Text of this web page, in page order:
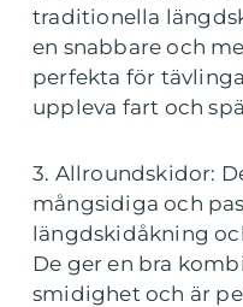
traditionella
en snabbare och
perfekta för
uppleva fart och
3. Allroundskidor:
mångsidiga och
längdskidåkning
De ger en bra
smidighet och är